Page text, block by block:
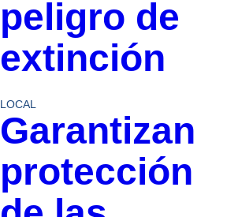
peligro de
extinción
LOCAL
Garantizan
protección